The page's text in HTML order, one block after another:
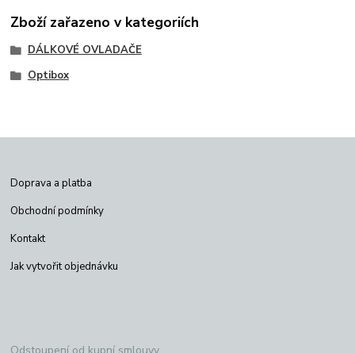
Zboží zařazeno v kategoriích
DÁLKOVÉ OVLADAČE
Optibox
Doprava a platba
Obchodní podmínky
Kontakt
Jak vytvořit objednávku